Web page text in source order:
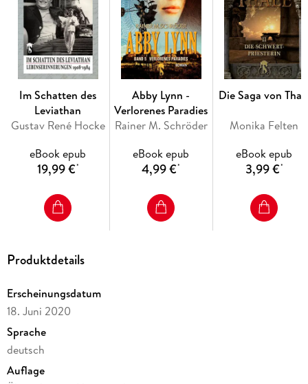
Im Schatten des
Leviathan
Gustav René Hocke
eBook epub
19,99 €*
Abby Lynn -
Verlorenes Paradies
Rainer M. Schröder
eBook epub
4,99 €*
Die Saga von
Monika Felten
eBook epub
3,99 €*
Produktdetails
Erscheinungsdatum
18. Juni 2020
Sprache
deutsch
Auflage